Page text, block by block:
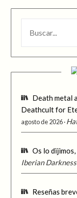
Death metal
Deathcult for
agosto de 2026
Os lo
Iberian Darkness
Reseñas